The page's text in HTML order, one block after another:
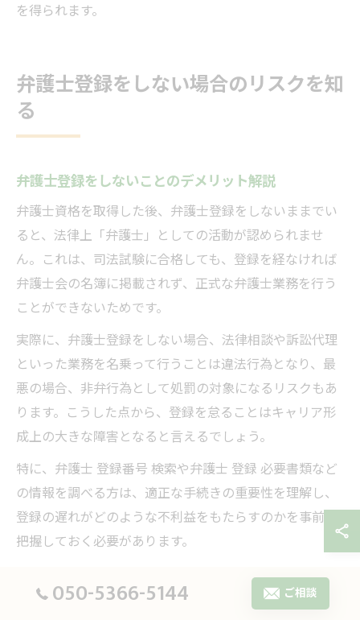
を得られます。
弁護士登録をしない場合のリスクを知
る
弁護士登録をしないことのデメリット解説
弁護士資格を取得した後、弁護士登録をしないままでい
ると、法律上「弁護士」としての活動が認められませ
ん。これは、司法試験に合格しても、登録を経なければ
弁護士会の名簿に掲載されず、正式な弁護士業務を行う
ことができないためです。
実際に、弁護士登録をしない場合、法律相談や訴訟代理
といった業務を名乗って行うことは違法行為となり、最
悪の場合、非弁行為として処罰の対象になるリスクもあ
ります。こうした点から、登録を怠ることはキャリア形
成上の大きな障害となると言えるでしょう。
特に、弁護士 登録番号 検索や弁護士 登録 必要書類など
の情報を調べる方は、適正な手続きの重要性を理解し、
登録の遅れがどのような不利益をもたらすのかを事前に
把握しておく必要があります。
弁護士登録しない場合の活動制限とは
050-5366-5144 ご相談